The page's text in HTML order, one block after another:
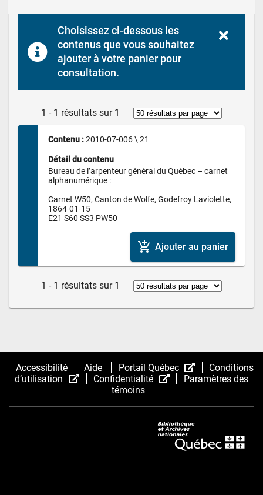
Choisissez ci-dessous les
contenus que vous souhaitez
ajouter à votre panier pour
consultation.
1 - 1 résultats sur 1
Contenu : 2010-07-006 \ 21
Détail du contenu
Bureau de l’arpenteur général du Québec – carnet
alphanumérique :
Carnet W50, Canton de Wolfe, Godefroy Laviolette,
1864-01-15
E21 S60 SS3 PW50
add_shopping_cart Ajouter au panier
1 - 1 résultats sur 1
Accessibilité Aide Portail Québec
(Cet
hyperlien
nouvelle
fenêtre.)
Conditions
d’utilisation
(Cet
hyperlien
Confidentialité
(Cet
une
nouvelle
fenêtre.)
Paramètres des
témoins